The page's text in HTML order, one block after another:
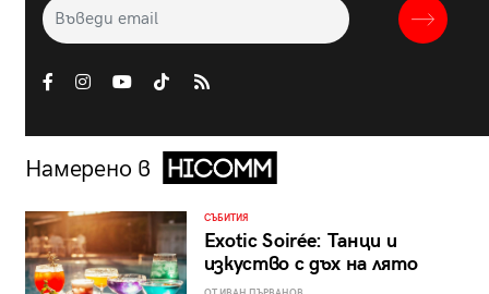
Намерено в
СЪБИТИЯ
Exotic Soirée: Танци и
изкуство с дъх на лято